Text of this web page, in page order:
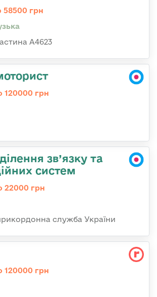
58500 грн
А4623
120000 грн
зв’язку та
систем
22000 грн
служба України
120000 грн